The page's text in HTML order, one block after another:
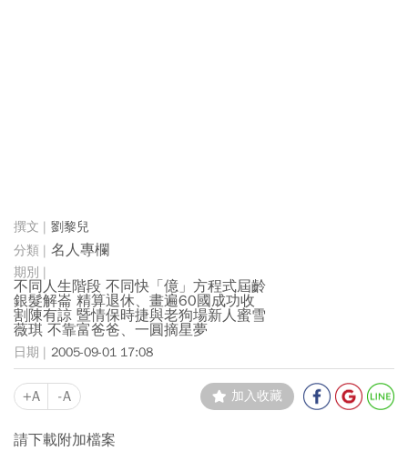
劉黎兒
名人專欄
不同人生階段 不同快「億」方程式屆齡
銀髮解崙 精算退休、畫遍60國成功收
割陳有諒 暨情保時捷與老狗場新人蜜雪
薇琪 不靠富爸爸、一圓摘星夢
2005-09-01 17:08
+A -A 加入收藏
請下載附加檔案